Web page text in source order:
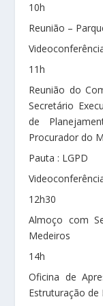
10h
Reunião –
11h
Reunião do
Secretário
de
Procurador do
Pauta : LGPD
12h30
Almoço com
Medeiros
14h
Oficina de
Estruturação de